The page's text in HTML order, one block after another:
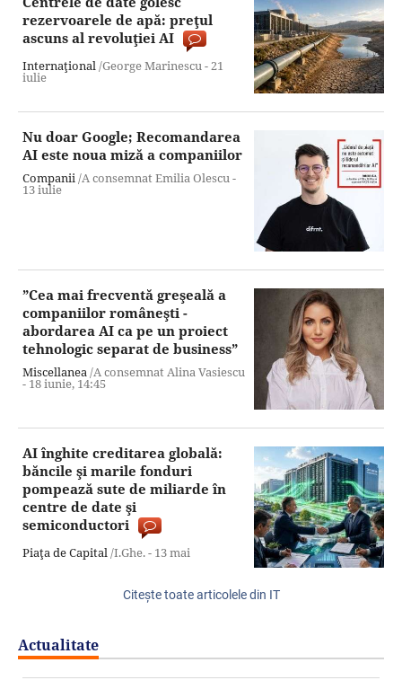
rezervoarele de apă: preţul
ascuns al revoluţiei AI
Internaţional/George Marinescu -21
iulie
Nu doar Google; Recomandarea
AI este noua miză a companiilor
Companii /A consemnat Emilia Olescu -
13 iulie
”Cea mai frecventă greşeală a
companiilor româneşti -
abordarea AI ca pe un proiect
tehnologic separat de business”
Miscellanea/A consemnat Alina Vasiescu
- 18 iunie, 14:45
AI înghite creditarea globală:
băncile şi marile fonduri
pompează sute de miliarde în
centre de date şi
semiconductori
Piaţa de Capital/I.Ghe. - 13 mai
Citeşte toate articolele din IT
Actualitate